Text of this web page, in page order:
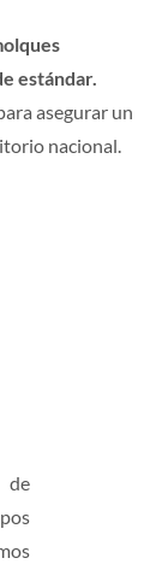
estándar.
asegurar un
nacional.
de